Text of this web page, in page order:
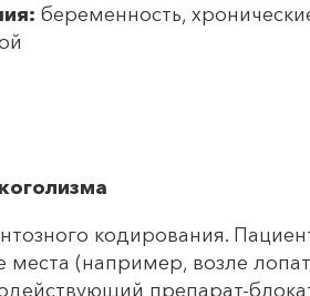
беременность,
кодирования.
места (например, возле
препарат-